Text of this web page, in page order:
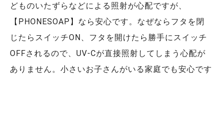
どものいたずらなどによる照射が心配ですが、
【PHONESOAP】なら安心です。なぜならフタを閉
じたらスイッチON、フタを開けたら勝手にスイッチ
OFFされるので、UV-Cが直接照射してしまう心配が
ありません。小さいお子さんがいる家庭でも安心です